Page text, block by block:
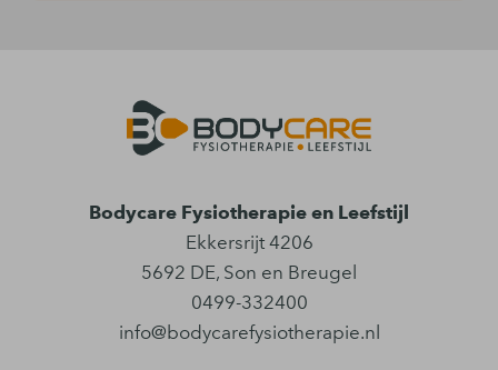
Bodycare Fysiotherapie en Leefstijl
Ekkersrijt 4206
5692 DE, Son en Breugel
0499-332400
info@bodycarefysiotherapie.nl